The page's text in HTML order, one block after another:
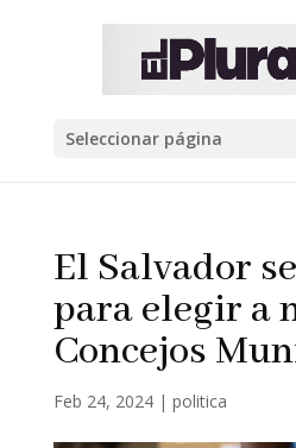
Seleccionar página
El Salvador
para elegir a
Concejos
Feb 24, 2024| politica